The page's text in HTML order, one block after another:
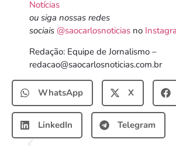
Notícias
ou siga nossas redes
sociais @saocarlosnoticias no
Redação: Equipe de Jornalismo –
redacao@saocarlosnoticias.com.br
WhatsApp X
LinkedIn Telegram